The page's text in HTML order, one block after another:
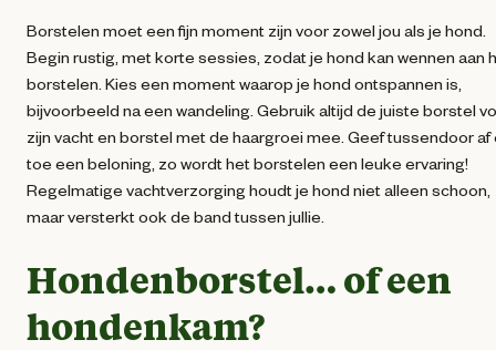
Borstelen moet een fijn moment zijn voor zowel jou als je hond.
Begin rustig, met korte sessies, zodat je hond kan wennen aan
borstelen. Kies een moment waarop je hond ontspannen is,
bijvoorbeeld na een wandeling. Gebruik altijd de juiste borstel
zijn vacht en borstel met de haargroei mee. Geef tussendoor af
toe een beloning, zo wordt het borstelen een leuke ervaring!
Regelmatige vachtverzorging houdt je hond niet alleen schoon,
maar versterkt ook de band tussen jullie.
Hondenborstel… of een
hondenkam?